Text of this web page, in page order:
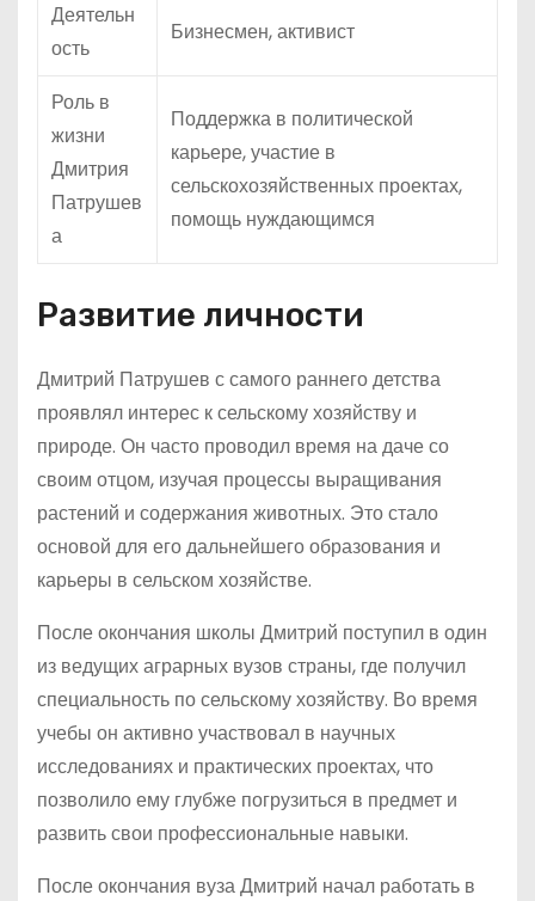
Деятельн
ость
Бизнесмен, активист
Роль в
жизни
Дмитрия
Патрушев
а
Поддержка в политической
карьере, участие в
сельскохозяйственных проектах,
помощь нуждающимся
Развитие личности
Дмитрий Патрушев с самого раннего детства
проявлял интерес к сельскому хозяйству и
природе. Он часто проводил время на даче со
своим отцом, изучая процессы выращивания
растений и содержания животных. Это стало
основой для его дальнейшего образования и
карьеры в сельском хозяйстве.
После окончания школы Дмитрий поступил в один
из ведущих аграрных вузов страны, где получил
специальность по сельскому хозяйству. Во время
учебы он активно участвовал в научных
исследованиях и практических проектах, что
позволило ему глубже погрузиться в предмет и
развить свои профессиональные навыки.
После окончания вуза Дмитрий начал работать в